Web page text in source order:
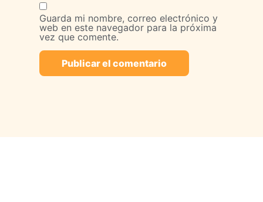
Guarda mi nombre, correo electrónico y
web en este navegador para la próxima
vez que comente.